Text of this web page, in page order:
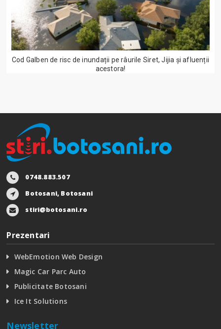
Cod Galben de risc de inundații pe râurile Siret, Jijia și afluenții
acestora!
0748.883.507
Botosani, Botosani
stiri@botosani.ro
Prezentari
WebEmotion Web Design
Magic Car Parc Auto
Publicitate Botosani
Ice It Solutions
Newsletter